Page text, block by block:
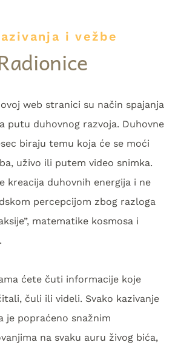
i vežbe
web stranici su način spajanja
putu duhovnog razvoja. Duhovne
biraju temu koja će se moći
uživo ili putem video snimka.
kreacija duhovnih energija i ne
percepcijom zbog razloga
matematike kosmosa i
ćete čuti informacije koje
čuli ili videli. Svako kazivanje
je popraćeno snažnim
na svaku auru živog bića,